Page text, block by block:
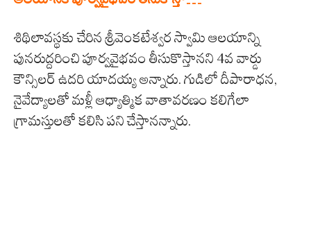
శిథిలావ‌స్థ‌కు చేరిన శ్రీ‌వెంక‌టేశ్వ‌ర స్వామి ఆల‌యాన్ని
పునరుద్ద‌రించి పూర్వ‌వైభ‌వం తీసుకొస్తాన‌ని 4వ వార్డు
కౌన్సిల‌ర్ ఉద‌రి యాద‌య్య అన్నారు. గుడిలో దీపారాధ‌న‌,
నైవేద్యాల‌తో మ‌ళ్లీ ఆధ్యాత్మిక వాతావ‌ర‌ణం క‌లిగేలా
గ్రామ‌స్తుల‌తో క‌లిసి ప‌ని చేస్తాన‌న్నారు.